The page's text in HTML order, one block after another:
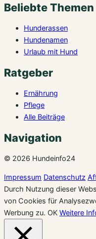
Beliebte Themen
Hunderassen
Hundenamen
Urlaub mit Hund
Ratgeber
Ernährung
Pflege
Alle Beiträge
Navigation
© 2026 Hundeinfo24
Impressum Datenschutz
Durch Nutzung dieser
von Cookies für
Werbung zu. OK Weitere